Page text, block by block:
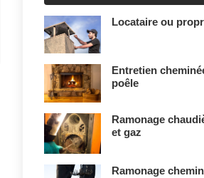
Locataire ou
Entretien
poêle
Ramonage
et gaz
Ramonage